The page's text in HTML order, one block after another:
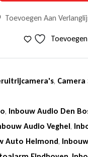
Toevoegen Aan
,
, Inbouw Audio Den
Audio Veghel,
Auto Helmond,